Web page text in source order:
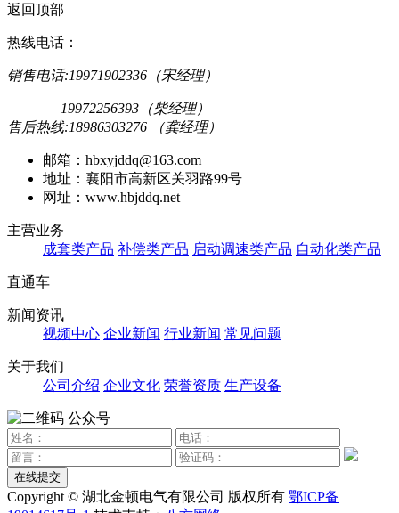
返回顶部
热线电话：
销售电话:19971902336（宋经理）
19972256393（柴经理）
售后热线:18986303276 （龚经理）
邮箱：hbxyjddq@163.com
地址：襄阳市高新区关羽路99号
网址：www.hbjddq.net
主营业务
成套类产品 补偿类产品 启动调速类产品 自动化类产品
直通车
新闻资讯
视频中心 企业新闻 行业新闻 常见问题
关于我们
公司介绍 企业文化 荣誉资质 生产设备
公众号
在线提交
Copyright © 湖北金顿电气有限公司 版权所有 鄂ICP备